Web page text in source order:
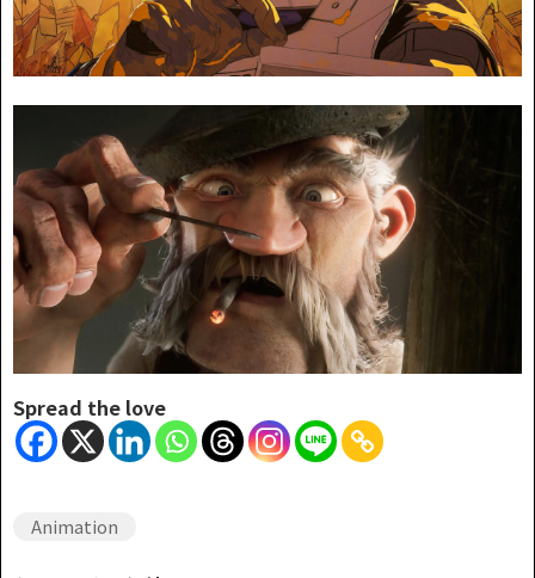
Spread the love
Animation